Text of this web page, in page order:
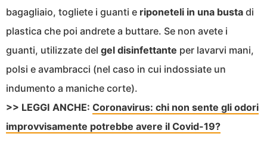
bagagliaio, togliete i guanti e riponeteli in una busta di
plastica che poi andrete a buttare. Se non avete i
guanti, utilizzate del gel disinfettante per lavarvi mani,
polsi e avambracci (nel caso in cui indossiate un
indumento a maniche corte).
>> LEGGI ANCHE: Coronavirus: chi non sente gli odori
improvvisamente potrebbe avere il Covid-19?